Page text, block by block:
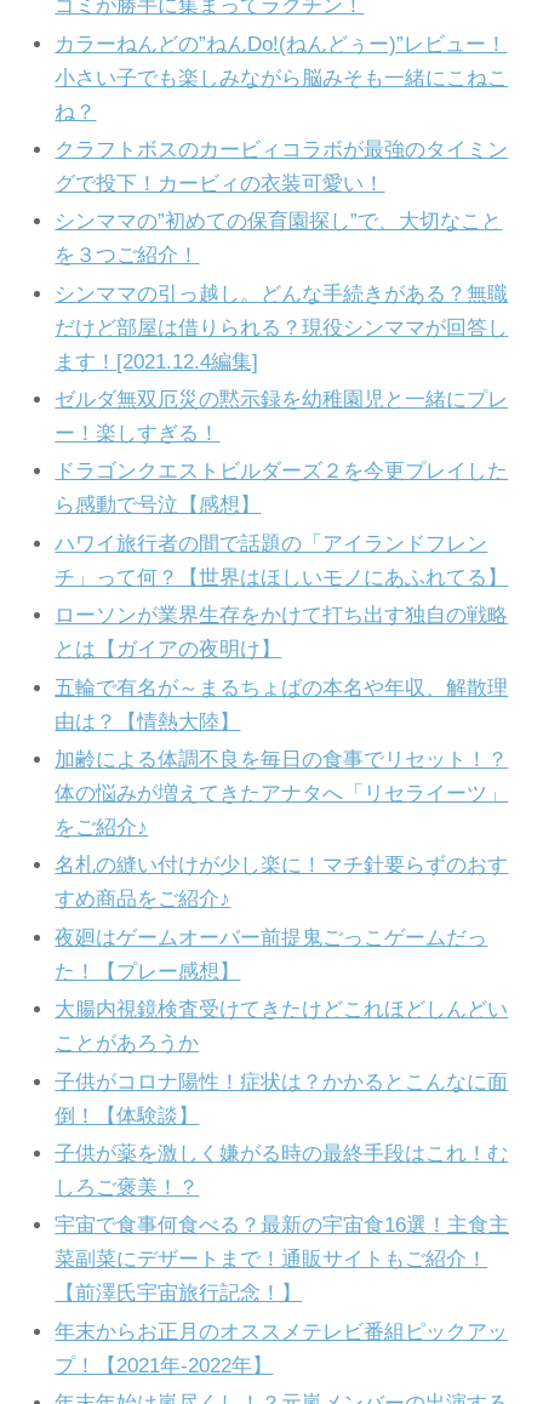
ゴミが勝手に集まってラクチン！
カラーねんどの”ねんDo!(ねんどぅー)”レビュー！
小さい子でも楽しみながら脳みそも一緒にこねこ
ね？
クラフトボスのカービィコラボが最強のタイミン
グで投下！カービィの衣装可愛い！
シンママの”初めての保育園探し”で、大切なこと
を３つご紹介！
シンママの引っ越し。どんな手続きがある？無職
だけど部屋は借りられる？現役シンママが回答し
ます！[2021.12.4編集]
ゼルダ無双厄災の黙示録を幼稚園児と一緒にプレ
ー！楽しすぎる！
ドラゴンクエストビルダーズ２を今更プレイした
ら感動で号泣【感想】
ハワイ旅行者の間で話題の「アイランドフレン
チ」って何？【世界はほしいモノにあふれてる】
ローソンが業界生存をかけて打ち出す独自の戦略
とは【ガイアの夜明け】
五輪で有名が～まるちょばの本名や年収、解散理
由は？【情熱大陸】
加齢による体調不良を毎日の食事でリセット！？
体の悩みが増えてきたアナタへ「リセライーツ」
をご紹介♪
名札の縫い付けが少し楽に！マチ針要らずのおす
すめ商品をご紹介♪
夜廻はゲームオーバー前提鬼ごっこゲームだっ
た！【プレー感想】
大腸内視鏡検査受けてきたけどこれほどしんどい
ことがあろうか
子供がコロナ陽性！症状は？かかるとこんなに面
倒！【体験談】
子供が薬を激しく嫌がる時の最終手段はこれ！む
しろご褒美！？
宇宙で食事何食べる？最新の宇宙食16選！主食主
菜副菜にデザートまで！通販サイトもご紹介！
【前澤氏宇宙旅行記念！】
年末からお正月のオススメテレビ番組ピックアッ
プ！【2021年-2022年】